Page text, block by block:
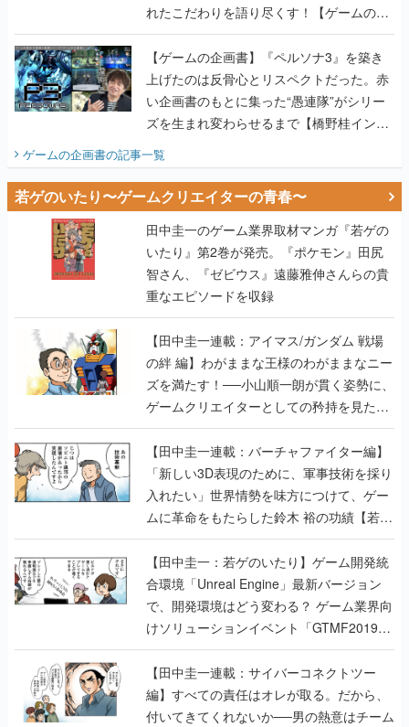
れたこだわりを語り尽くす！【ゲームの企
画書】
【ゲームの企画書】『ペルソナ3』を築き
上げたのは反骨心とリスペクトだった。赤
い企画書のもとに集った“愚連隊”がシリー
ズを生まれ変わらせるまで【橋野桂インタ
ゲームの企画書の記事一覧
若ゲのいたり〜ゲームクリエイターの青春〜
田中圭一のゲーム業界取材マンガ『若ゲの
いたり』第2巻が発売。『ポケモン』田尻
智さん、『ゼビウス』遠藤雅伸さんらの貴
重なエピソードを収録
【田中圭一連載：アイマス/ガンダム 戦場
の絆 編】わがままな王様のわがままなニー
ズを満たす！──小山順一朗が貫く姿勢に、
ゲームクリエイターとしての矜持を見た
【若ゲのいたり最終回】
【田中圭一連載：バーチャファイター編】
「新しい3D表現のために、軍事技術を採り
入れたい」世界情勢を味方につけて、ゲー
ムに革命をもたらした鈴木 裕の功績【若ゲ
のいたり】
【田中圭一：若ゲのいたり】ゲーム開発統
合環境「Unreal Engine」最新バージョン
で、開発環境はどう変わる？ ゲーム業界向
けソリューションイベント「GTMF2019」
に行って、より理解を深めよう【PR】
【田中圭一連載：サイバーコネクトツー
編】すべての責任はオレが取る。だから、
付いてきてくれないか──男の熱意はチーム